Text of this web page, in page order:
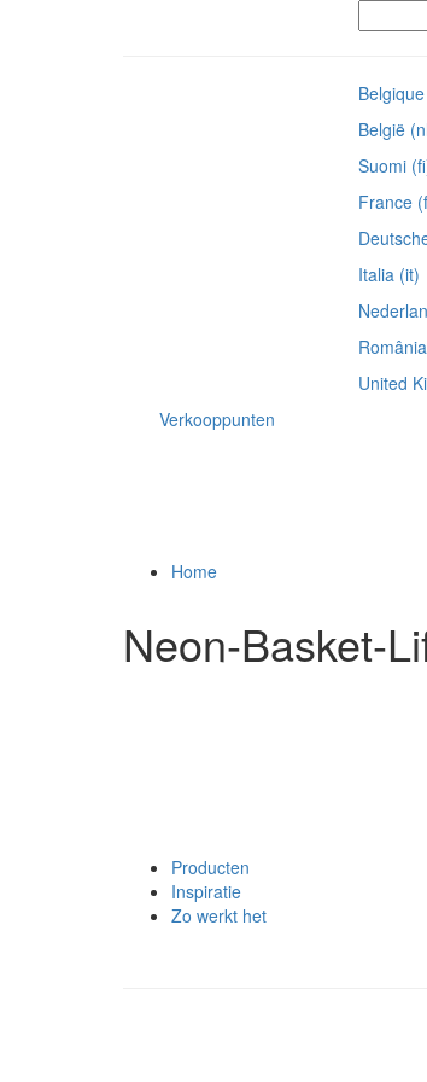
België
Suomi
France
Italia (it)
United
Verkooppunten
Home
Neon-Basket-
Producten
Inspiratie
Zo werkt het